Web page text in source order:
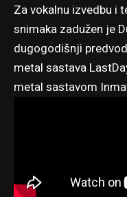
Za vokalnu izvedbu i
snimaka zadužen je
dugogodišnji
metal sastava
metal sastavom